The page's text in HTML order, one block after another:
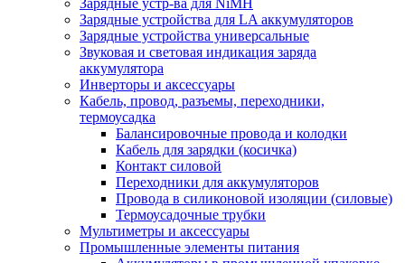
Зарядные устр-ва для NiMH
Зарядные устройства для LA аккумуляторов
Зарядные устройства универсальные
Звуковая и световая индикация заряда
аккумулятора
Инверторы и аксессуары
Кабель, провод, разъемы, переходники,
термоусадка
Балансировочные провода и колодки
Кабель для зарядки (косичка)
Контакт силовой
Переходники для аккумуляторов
Провода в силиконовой изоляции (силовые)
Термоусадочные трубки
Мультиметры и аксессуары
Промышленные элементы питания